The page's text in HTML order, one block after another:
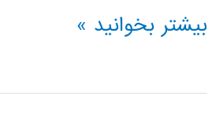
يافتن
مرتبط
بیشتر بخوانید »